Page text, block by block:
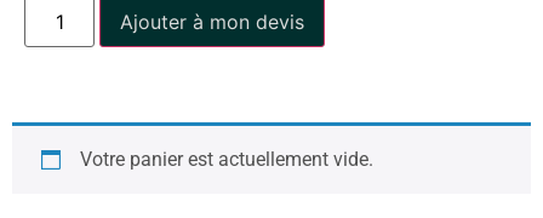
Ajouter à mon devis
Votre panier est actuellement vide.